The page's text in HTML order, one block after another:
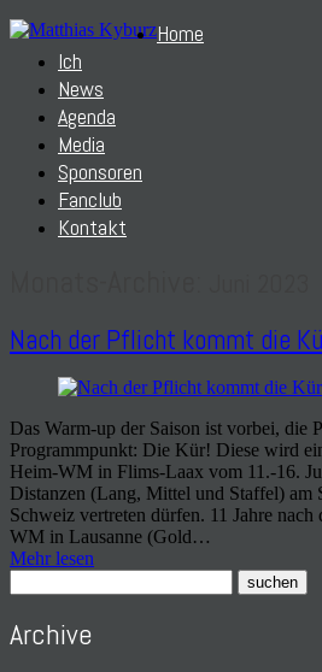
Home
Ich
News
Agenda
Media
Sponsoren
Fanclub
Kontakt
Nach der Pflicht kommt die
Das Warm-up der Saison ist vorbei, die
Programmpunkt: Die Kür! Diese wird
Heim-WM in Flims-Laax vom 11.-16.
Distanzen (Lang, Mittel und Staffel) am
Schweiz vertreten dürfen. 11 Jahre
WM in Lausanne (Gold…
Mehr lesen
Archive